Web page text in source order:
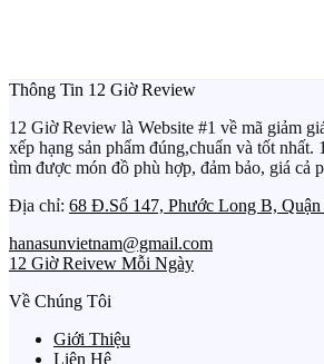
Thông Tin 12 Giờ Review
12 Giờ Review là Website #1 về mã giảm
xếp hạng sản phẩm đúng,chuẩn và tốt
tìm được món đồ phù hợp, đảm bảo, giá cả
Địa chỉ: 68 Đ.Số 147, Phước Long B,
hanasunvietnam@gmail.com
12 Giờ Reivew Mỗi Ngày
Về Chúng Tôi
Giới Thiệu
Liên Hệ